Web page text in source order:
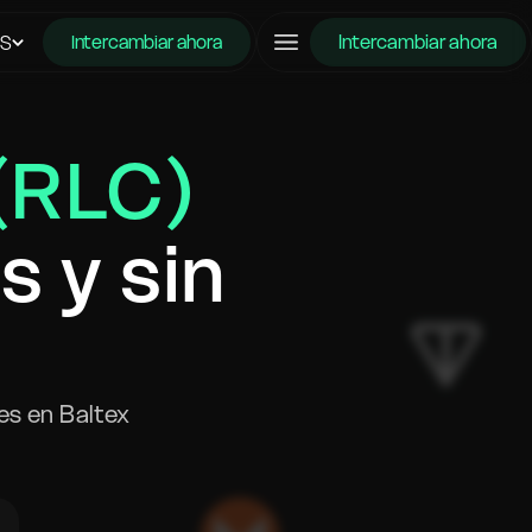
Intercambiar ahora Intercambiar ahora
y sin
en Baltex